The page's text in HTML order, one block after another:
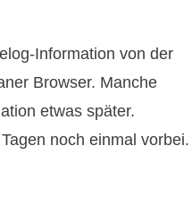
Information von der
Browser. Manche
etwas später.
noch einmal vorbei.